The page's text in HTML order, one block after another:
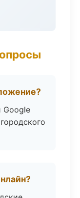
Google